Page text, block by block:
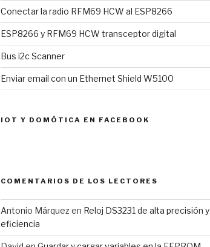
Conectar la radio RFM69 HCW al ESP8266
ESP8266 y RFM69 HCW transceptor digital
Bus i2c Scanner
Enviar email con un Ethernet Shield W5100
IOT Y DOMÓTICA EN FACEBOOK
COMENTARIOS DE LOS LECTORES
Antonio Márquezen Reloj DS3231 de alta precisión y
eficiencia